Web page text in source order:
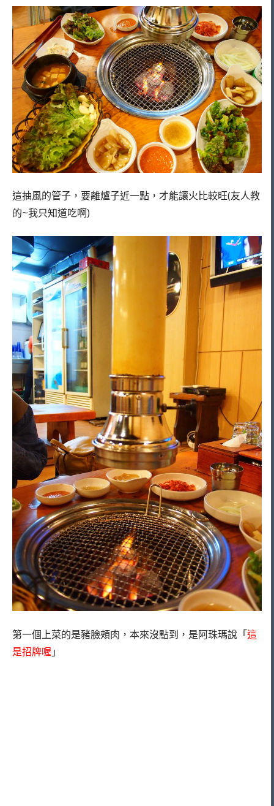
這抽風的管子，要離爐子近一點，才能讓火比較旺(友人教
的~我只知道吃啊)
第一個上菜的是豬臉頰肉，本來沒點到，是阿珠瑪說「這
是招牌喔」